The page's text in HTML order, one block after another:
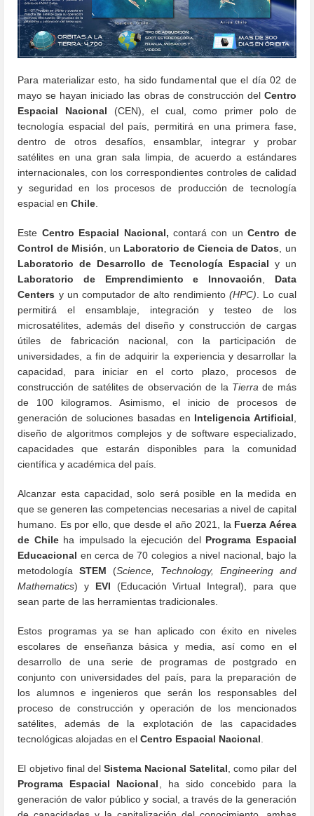
Para materializar esto, ha sido fundamental que el día 02 de
mayo se hayan iniciado las obras de construcción del Centro
Espacial Nacional (CEN), el cual, como primer polo de
tecnología espacial del país, permitirá en una primera fase,
dentro de otros desafíos, ensamblar, integrar y probar
satélites en una gran sala limpia, de acuerdo a estándares
internacionales, con los correspondientes controles de calidad
y seguridad en los procesos de producción de tecnología
espacial enChile
Este Centro Espacial Nacional, contará con unCentro de
Control de Misión , un Laboratorio de Ciencia de Datos , un
Laboratorio de Desarrollo de Tecnología Espacial y un
Laboratorio de Emprendimiento e Innovación
Data
Centers y un computador de alto rendimiento(HPC) . Lo cual
permitirá el ensamblaje, integración y testeo de los
microsatélites, además del diseño y construcción de cargas
útiles de fabricación nacional, con la participación de
universidades, a fin de adquirir la experiencia y desarrollar la
capacidad, para iniciar en el corto plazo, procesos de
construcción de satélites de observación de la Tierra de más
de 100 kilogramos. Asimismo, el inicio de procesos de
generación de soluciones basadas en Inteligencia Artificial
diseño de algoritmos complejos y de software especializado,
capacidades que estarán disponibles para la comunidad
científica y académica del país.
Alcanzar esta capacidad, solo será posible en la medida en
que se generen las competencias necesarias a nivel de capital
humano. Es por ello, que desde el año 2021, la Fuerza Aérea
de Chileha impulsado la ejecución del Programa Espacial
Educacional en cerca de 70 colegios a nivel nacional, bajo la
metodologíaSTEM (Science, Technology, Engineering and
Mathematics) y EVI (Educación Virtual Integral), para que
sean parte de las herramientas tradicionales.
Estos programas ya se han aplicado con éxito en niveles
escolares de enseñanza básica y media, así como en el
desarrollo de una serie de programas de postgrado en
conjunto con universidades del país, para la preparación de
los alumnos e ingenieros que serán los responsables del
proceso de construcción y operación de los mencionados
satélites, además de la explotación de las capacidades
tecnológicas alojadas en elCentro Espacial Nacional
El objetivo final del Sistema Nacional Satelital , como pilar del
Programa Espacial Nacional , ha sido concebido para la
generación de valor público y social, a través de la generación